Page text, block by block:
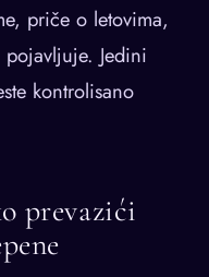
priče o letovima,
Jedini
kontrolisano
prevazići